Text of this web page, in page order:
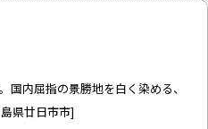
国内屈指の景勝地を白く染める、
県廿日市市]